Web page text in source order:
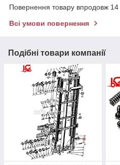
Повернення товару впродовж 14
Всі умови повернення
Подібні товари компанії